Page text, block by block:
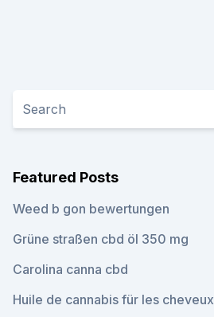
Featured Posts
Weed b gon bewertungen
Grüne straßen cbd öl 350 mg
Carolina canna cbd
Huile de cannabis für les cheveux